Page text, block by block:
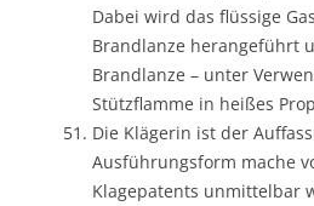
Dabei wird das flüssige
Brandlanze herangeführt
Brandlanze – unter
Stützflamme in heißes
Die Klägerin ist der
Ausführungsform mache
Klagepatents unmittelbar